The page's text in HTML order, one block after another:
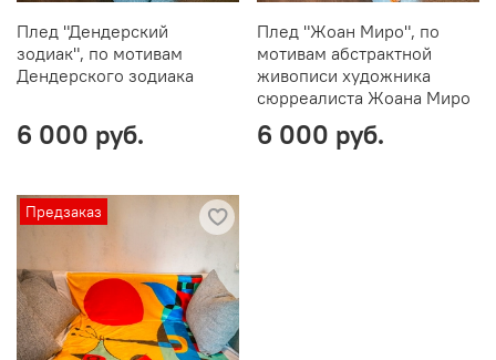
Плед "Дендерский
зодиак", по мотивам
Дендерского зодиака
6 000 руб.
Плед "Жоан Миро", по
мотивам абстрактной
живописи художника
сюрреалиста Жоана Миро
6 000 руб.
Предзаказ